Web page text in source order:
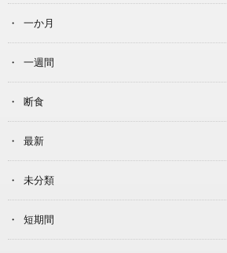
一か月
一週間
断食
最新
未分類
短期間